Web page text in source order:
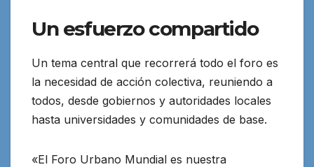
Un esfuerzo compartido
Un tema central que recorrerá todo el foro es
la necesidad de acción colectiva, reuniendo a
todos, desde gobiernos y autoridades locales
hasta universidades y comunidades de base.
«El Foro Urbano Mundial es nuestra